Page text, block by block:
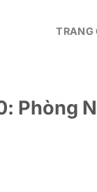
TRANG
Phòng